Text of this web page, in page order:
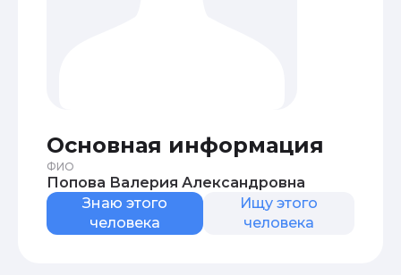
Основная информация
ФИО
Попова Валерия Александровна
Знаю этого
человека
Ищу этого
человека